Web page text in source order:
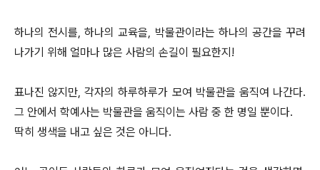
하나의 전시를, 하나의 교육을, 박물관이라는 하나의 공간을 꾸려
나가기 위해 얼마나 많은 사람의 손길이 필요한지!
표나진 않지만, 각자의 하루하루가 모여 박물관을 움직여 나간다.
그 안에서 학예사는 박물관을 움직이는 사람 중 한 명일 뿐이다.
딱히 생색을 내고 싶은 것은 아니다.